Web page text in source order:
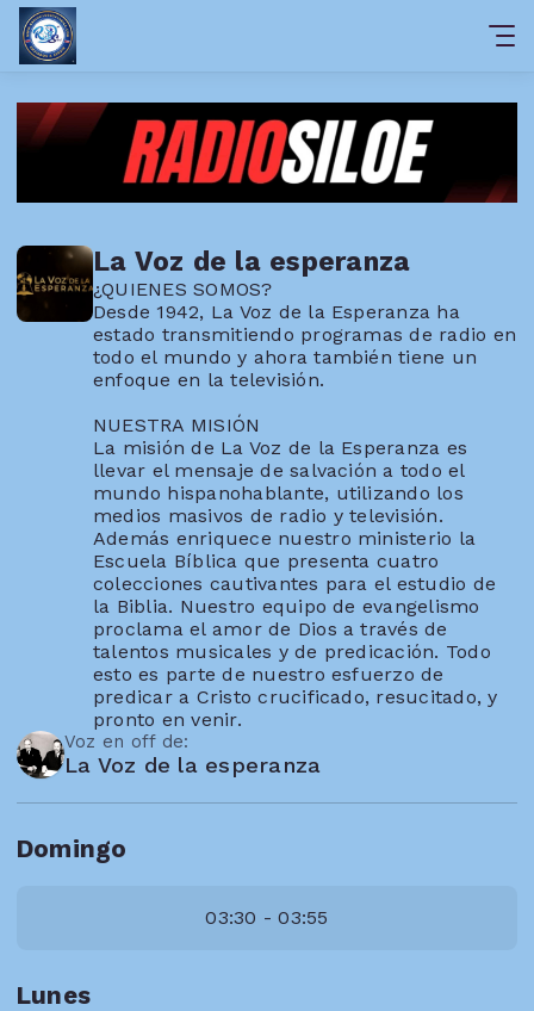
La Voz de la esperanza
¿QUIENES SOMOS?
Desde 1942, La Voz de la Esperanza ha
estado transmitiendo programas de radio en
todo el mundo y ahora también tiene un
enfoque en la televisión.
NUESTRA MISIÓN
La misión de La Voz de la Esperanza es
llevar el mensaje de salvación a todo el
mundo hispanohablante, utilizando los
medios masivos de radio y televisión.
Además enriquece nuestro ministerio la
Escuela Bíblica que presenta cuatro
colecciones cautivantes para el estudio de
la Biblia. Nuestro equipo de evangelismo
proclama el amor de Dios a través de
talentos musicales y de predicación. Todo
esto es parte de nuestro esfuerzo de
predicar a Cristo crucificado, resucitado, y
pronto en venir.
Voz en off de:
La Voz de la esperanza
Domingo
03:30 - 03:55
Lunes